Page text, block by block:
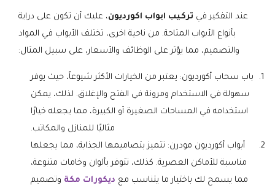
عند التفكير في تركيب ابواب اكورديون، عليك أن تكون على دراية
بأنواع الأبواب المتاحة. من ناحية اخرى، تختلف الأبواب في المواد
والتصميم، مما يؤثر على الوظائف والأسعار، على سبيل المثال:
باب سحاب أكورديون: يعتبر من الخيارات الأكثر شيوعاً، حيث يوفر
سهولة في الاستخدام ومرونة في الفتح والإغلاق. لذلك، يمكن
استخدامه في المساحات الصغيرة أو الكبيرة، مما يجعله خيارًا
مثاليًا للمنازل والمكاتب.
أبواب أكورديون مودرن: تتميز بتصاميمها الجذابة، مما يجعلها
مناسبة للأماكن العصرية. كذلك، تتوفر بألوان وخامات متنوعة،
مما يسمح لك باختيار ما يتناسب مع ديكورات مكة وتصميم